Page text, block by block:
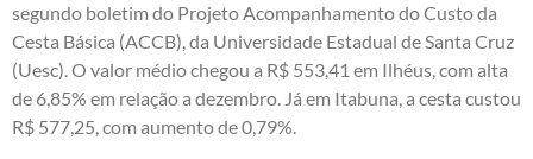
segundo boletim do Projeto Acompanhamento do Custo da
Cesta Básica (ACCB), da Universidade Estadual de Santa Cruz
(Uesc). O valor médio chegou a R$ 553,41 em Ilhéus, com alta
de 6,85% em relação a dezembro. Já em Itabuna, a cesta custou
R$ 577,25, com aumento de 0,79%.